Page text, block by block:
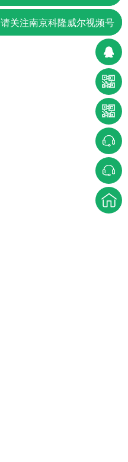
请关注南京科隆威尔视频号